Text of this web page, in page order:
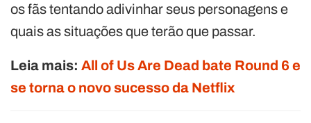
os fãs tentando adivinhar seus personagens e
quais as situações que terão que passar.
Leia mais: All of Us Are Dead bate Round 6 e
se torna o novo sucesso da Netflix